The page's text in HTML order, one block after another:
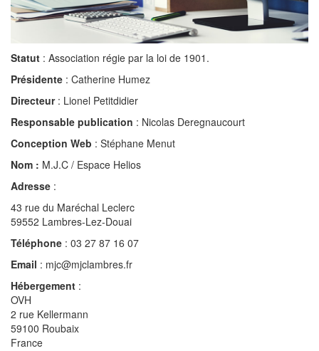
Statut : Association régie par la loi de 1901.
Présidente : Catherine Humez
Directeur: Lionel Petitdidier
Responsable publication : Nicolas Deregnaucourt
Conception Web : Stéphane Menut
Nom : M.J.C / Espace Helios
Adresse :
43 rue du Maréchal Leclerc
59552 Lambres-Lez-Douai
Téléphone : 03 27 87 16 07
Email : mjc@mjclambres.fr
Hébergement :
OVH
2 rue Kellermann
59100 Roubaix
France